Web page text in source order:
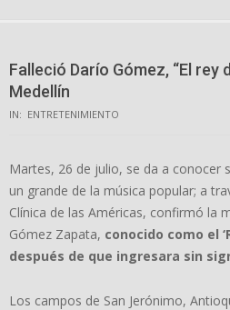
Falleció Darío Gómez, “El rey
Medellín
IN: ENTRETENIMIENTO
Martes, 26 de julio, se da a conocer
un grande de la música popular; a
Clínica de las Américas, confirmó la
Gómez Zapata, conocido como el
después de que ingresara sin
Los campos de San Jerónimo,